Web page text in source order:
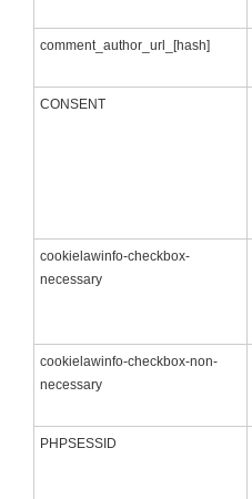
comment_author_url_[hash]
CONSENT
cookielawinfo-checkbox-
necessary
cookielawinfo-checkbox-non-
necessary
PHPSESSID